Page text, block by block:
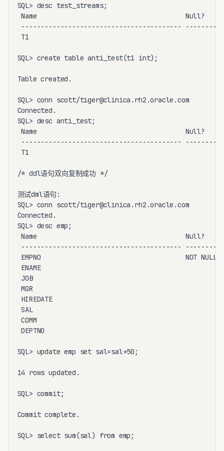
SQL> desc test_streams;
Name                                      Null?
----------------------------------------- --------
T1
SQL> create table anti_test(t1 int);
Table created.
SQL> conn scott/tiger@clinica.rh2.oracle.com
Connected.
SQL> desc anti_test;
Name                                      Null?
----------------------------------------- --------
T1
/* ddl语句双向复制成功 */
测试dml语句:
SQL> conn scott/tiger@clinica.rh2.oracle.com
Connected.
SQL> desc emp;
Name                                      Null?
----------------------------------------- --------
EMPNO                                     NOT NULL
ENAME
JOB
MGR
HIREDATE
SAL
COMM
DEPTNO
SQL> update emp set sal=sal+50;
14 rows updated.
SQL> commit;
Commit complete.
SQL> select sum(sal) from emp;